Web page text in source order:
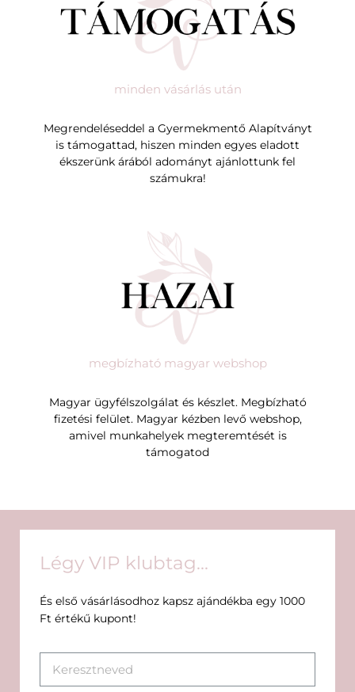
minden vásárlás után
Megrendeléseddel a Gyermekmentő Alapítványt
is támogattad, hiszen minden egyes eladott
ékszerünk árából adományt ajánlottunk fel
számukra!
megbízható magyar webshop
Magyar ügyfélszolgálat és készlet. Megbízható
fizetési felület. Magyar kézben levő webshop,
amivel munkahelyek megteremtését is
támogatod
Légy VIP klubtag...
És első vásárlásodhoz kapsz ajándékba egy 1000
Ft értékű kupont!